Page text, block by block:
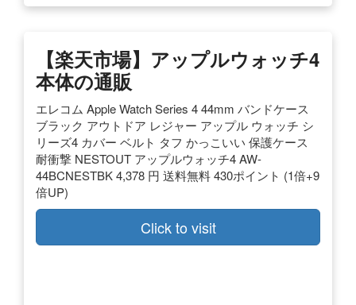
【楽天市場】アップルウォッチ4
本体の通販
エレコム Apple Watch Series 4 44mm バンドケース
ブラック アウトドア レジャー アップル ウォッチ シ
リーズ4 カバー ベルト タフ かっこいい 保護ケース
耐衝撃 NESTOUT アップルウォッチ4 AW-
44BCNESTBK 4,378 円 送料無料 430ポイント (1倍+9
倍UP)
Click to visit